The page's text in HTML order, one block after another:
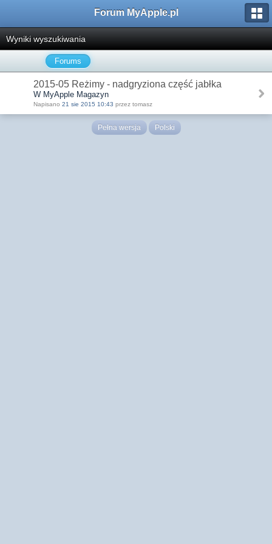
Forum MyApple.pl
Wyniki wyszukiwania
Forums
2015-05 Reżimy - nadgryziona część jabłka
W MyApple Magazyn
Napisano 21 sie 2015 10:43 przez tomasz
Pełna wersja Polski